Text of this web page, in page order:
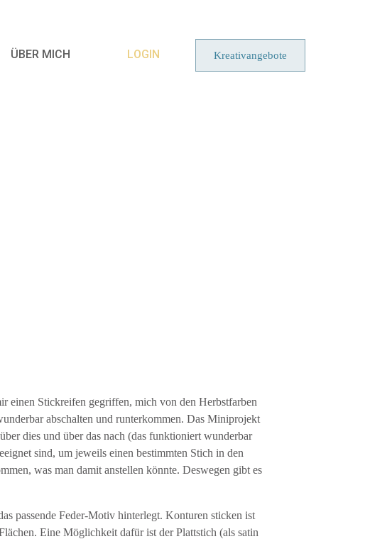
ÜBER MICH LOGIN Kreativangebote
einen Stickreifen gegriffen, mich von den Herbstfarben
abschalten und runterkommen. Das Miniprojekt
dies und über das nach (das funktioniert wunderbar
sind, um jeweils einen bestimmten Stich in den
was man damit anstellen könnte. Deswegen gibt es
passende Feder-Motiv hinterlegt. Konturen sticken ist
Eine Möglichkeit dafür ist der Plattstich (als satin